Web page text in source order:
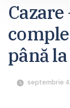
conținut
până
septembrie